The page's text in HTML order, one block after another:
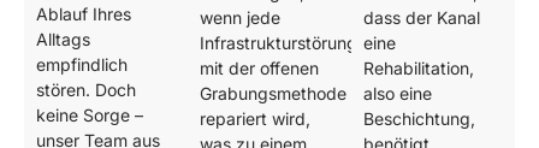
Ablauf Ihres
Alltags
empfindlich
stören. Doch
keine Sorge –
unser Team aus
wenn jede
Infrastrukturstörung
mit der offenen
Grabungsmethode
repariert wird,
dass der Kanal
eine
Rehabilitation,
also eine
Beschichtung,